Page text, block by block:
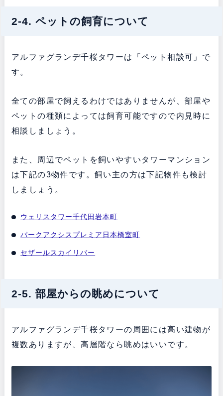
2-4. ペットの飼育について
アルファグランデ千桜タワーは「ペット相談可」で
す。
全ての部屋で飼えるわけではありませんが、部屋や
ペットの種類によっては飼育可能ですので内見時に
相談しましょう。
また、周辺でペットを飼いやすいタワーマンション
は下記の3物件です。飼い主の方は下記物件も検討
しましょう。
ウェリスタワー千代田岩本町
パークアクシスプレミア日本橋室町
セザールスカイリバー
2-5. 部屋からの眺めについて
アルファグランデ千桜タワーの周囲には高い建物が
複数ありますが、高層階なら眺めはいいです。